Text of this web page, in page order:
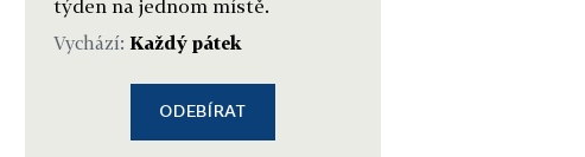
týden na jednom místě.
Vychází: Každý pátek
ODEBÍRAT